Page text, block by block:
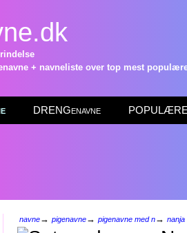
+ navneliste over top mest
DRENGenavne POPULÆRE
navne→ pigenavne→ pigenavne med n→ nanja